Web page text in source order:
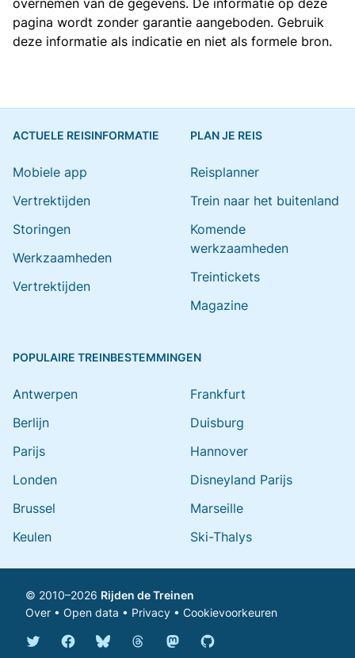
overnemen van de gegevens. De informatie op deze
pagina wordt zonder garantie aangeboden. Gebruik
deze informatie als indicatie en niet als formele bron.
ACTUELE REISINFORMATIE
Mobiele app
Vertrektijden
Storingen
Werkzaamheden
Vertrektijden
PLAN JE REIS
Reisplanner
Trein naar het buitenland
Komende
werkzaamheden
Treintickets
Magazine
POPULAIRE TREINBESTEMMINGEN
Antwerpen
Berlijn
Parijs
Londen
Brussel
Keulen
Frankfurt
Duisburg
Hannover
Disneyland Parijs
Marseille
Ski-Thalys
© 2010–2026 Rijden de Treinen
Over • Open data • Privacy • Cookievoorkeuren